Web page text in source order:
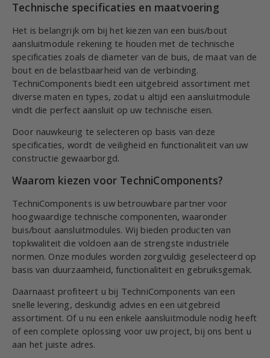
Technische specificaties en maatvoering
Het is belangrijk om bij het kiezen van een buis/bout
aansluitmodule rekening te houden met de technische
specificaties zoals de diameter van de buis, de maat van de
bout en de belastbaarheid van de verbinding.
TechniComponents biedt een uitgebreid assortiment met
diverse maten en types, zodat u altijd een aansluitmodule
vindt die perfect aansluit op uw technische eisen.
Door nauwkeurig te selecteren op basis van deze
specificaties, wordt de veiligheid en functionaliteit van uw
constructie gewaarborgd.
Waarom kiezen voor TechniComponents?
TechniComponents is uw betrouwbare partner voor
hoogwaardige technische componenten, waaronder
buis/bout aansluitmodules. Wij bieden producten van
topkwaliteit die voldoen aan de strengste industriële
normen. Onze modules worden zorgvuldig geselecteerd op
basis van duurzaamheid, functionaliteit en gebruiksgemak.
Daarnaast profiteert u bij TechniComponents van een
snelle levering, deskundig advies en een uitgebreid
assortiment. Of u nu een enkele aansluitmodule nodig heeft
of een complete oplossing voor uw project, bij ons bent u
aan het juiste adres.